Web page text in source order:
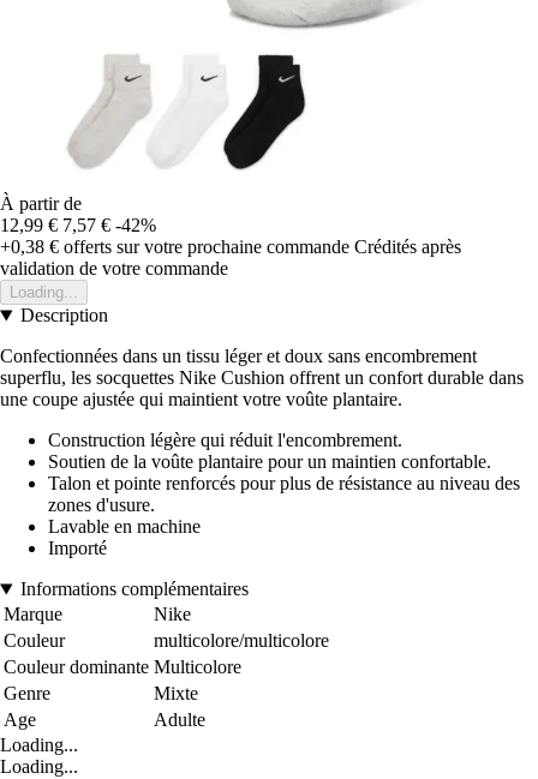
À partir de
12,99 € 7,57 € -42%
+0,38 € offerts sur votre prochaine commande Crédités après
validation de votre commande
Loading...
Description
Confectionnées dans un tissu léger et doux sans encombrement
superflu, les socquettes Nike Cushion offrent un confort durable dans
une coupe ajustée qui maintient votre voûte plantaire.
Construction légère qui réduit l'encombrement.
Soutien de la voûte plantaire pour un maintien confortable.
Talon et pointe renforcés pour plus de résistance au niveau des
zones d'usure.
Lavable en machine
Importé
Informations complémentaires
Marque
Nike
Couleur
multicolore/multicolore
Couleur dominante Multicolore
Genre
Mixte
Age
Adulte
Loading...
Loading...